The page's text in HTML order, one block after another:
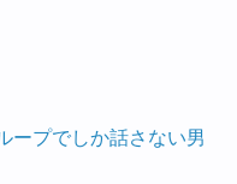
ープでしか話さない男